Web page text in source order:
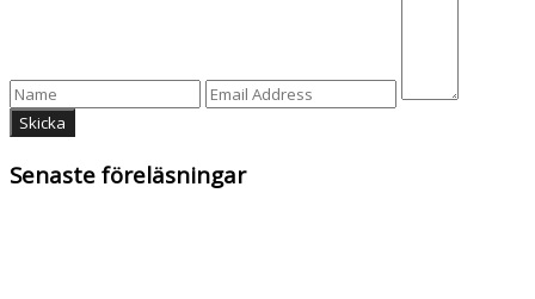
Senaste föreläsningar